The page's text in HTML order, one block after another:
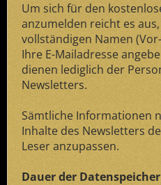
Um sich für den
anzumelden reicht es
vollständigen Namen
Ihre E-Mailadresse
dienen lediglich der
Newsletters.
Sämtliche Informationen
Inhalte des Newsletters
Leser anzupassen.
Dauer der